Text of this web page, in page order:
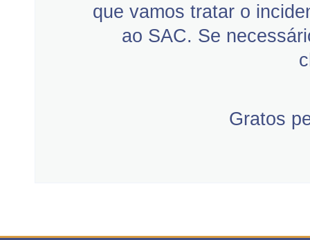
que vamos tratar o
ao SAC. Se
Gratos